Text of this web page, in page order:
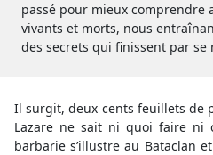
passé pour mieux comprendre
vivants et morts, nous
des secrets qui finissent par se
Il surgit, deux cents feuillets de
Lazare ne sait ni quoi faire ni
barbarie s’illustre au Bataclan